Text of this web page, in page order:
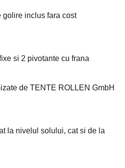
golire inclus fara cost
si 2 pivotante cu frana
de TENTE ROLLEN GmbH
la nivelul solului, cat si de la